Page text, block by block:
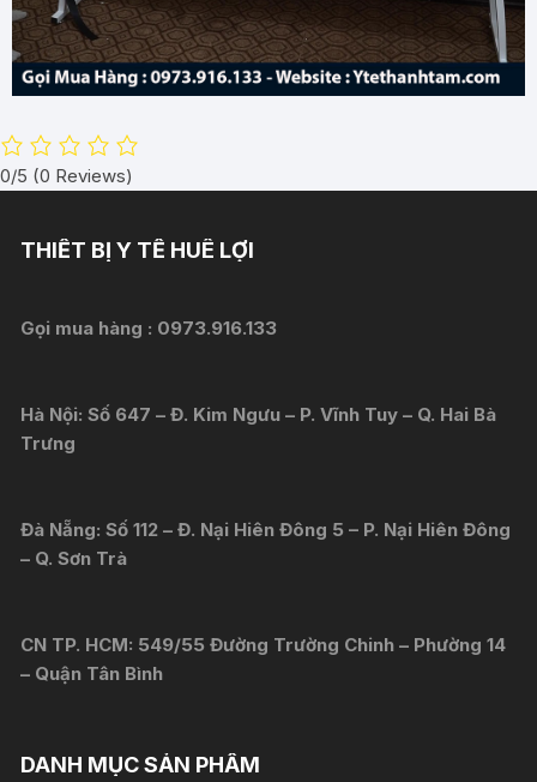
0/5 (0 Reviews)
THIẾT BỊ Y TẾ HUÊ LỢI
Gọi mua hàng : 0973.916.133
Hà Nội: Số 647 – Đ. Kim Ngưu – P. Vĩnh Tuy – Q. Hai Bà
Trưng
Đà Nẵng: Số 112 – Đ. Nại Hiên Đông 5 – P. Nại Hiên Đông
– Q. Sơn Trà
CN TP. HCM: 549/55 Đường Trường Chinh – Phường 14
– Quận Tân Bình
DANH MỤC SẢN PHẨM